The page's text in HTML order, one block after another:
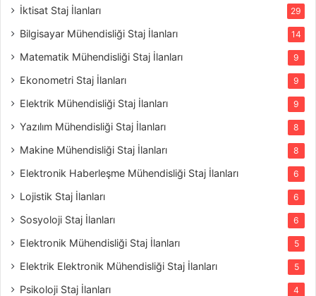
İktisat Staj İlanları 29
Bilgisayar Mühendisliği Staj İlanları 14
Matematik Mühendisliği Staj İlanları 9
Ekonometri Staj İlanları 9
Elektrik Mühendisliği Staj İlanları 9
Yazılım Mühendisliği Staj İlanları 8
Makine Mühendisliği Staj İlanları 8
Elektronik Haberleşme Mühendisliği Staj İlanları 6
Lojistik Staj İlanları 6
Sosyoloji Staj İlanları 6
Elektronik Mühendisliği Staj İlanları 5
Elektrik Elektronik Mühendisliği Staj İlanları 5
Psikoloji Staj İlanları 4